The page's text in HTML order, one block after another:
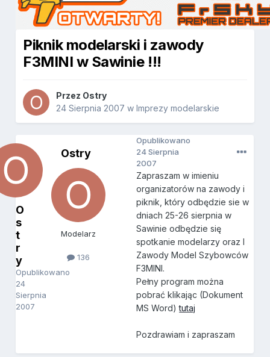
Piknik modelarski i zawody
F3MINI w Sawinie !!!
Przez Ostry
24 Sierpnia 2007 wImprezy modelarskie
O
s
t
r
y
Opublikowano
24
Sierpnia
2007
Ostry
Modelarz
136
Opublikowano
24 Sierpnia
2007
Zapraszam w imieniu
organizatorów na zawody i
piknik, który odbędzie sie w
dniach 25-26 sierpnia w
Sawinie odbędzie się
spotkanie modelarzy oraz I
Zawody Model Szybowców
F3MINI.
Pełny program można
pobrać klikając (Dokument
MS Word)tutaj
Pozdrawiam i zapraszam